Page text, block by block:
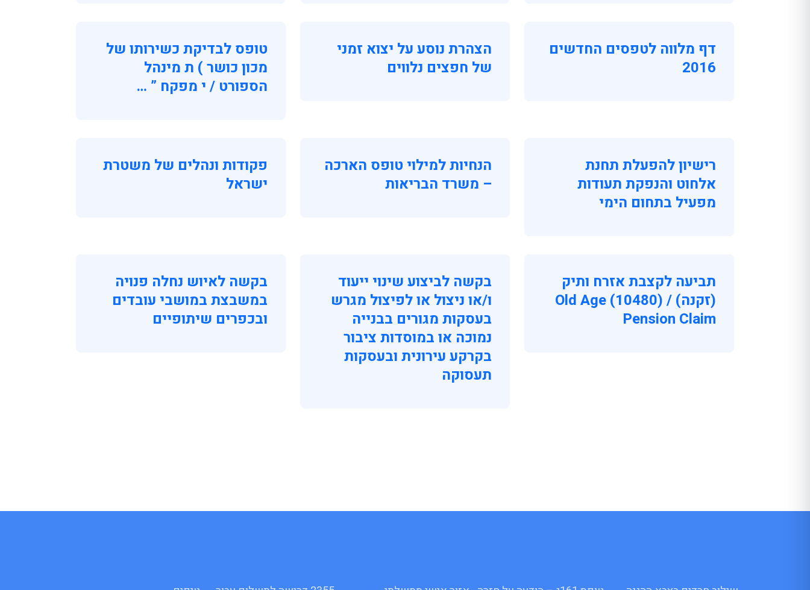
דף מלווה לטפסים החדשים
2016
הצהרת נוסע על יצוא זמני
של חפצים נלווים
טופס לבדיקת כשירותו של
מכון כושר ) ת מינהל
הספורט / י מפקח ” …
רישיון להפעלת תחנת
אלחוט והנפקת תעודות
מפעיל בתחום הימי
הנחיות למילוי טופס הארכה
– משרד הבריאות
פקודות ונהלים של משטרת
ישראל
תביעה לקצבת אזרח ותיק
(זקנה) / (10480) Old Age
Pension Claim
בקשה לביצוע שינוי ייעוד
ו/או ניצול או לפיצול מגרש
בעסקות מגורים בבנייה
נמוכה או במוסדות ציבור
בקרקע עירונית ובעסקות
תעסוקה
בקשה לאיוש נחלה פנויה
במשבצת במושבי עובדים
ובכפרים שיתופיים